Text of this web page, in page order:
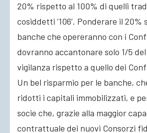
20% rispetto al 100% di quelli
cosiddetti ‘106’. Ponderare il 20%
banche che opereranno con i
dovranno accantonare solo 1/5
vigilanza rispetto a quello dei
Un bel risparmio per le banche,
ridotti i capitali immobilizzati, e
socie che, grazie alla maggior
contrattuale dei nuovi Consorzi